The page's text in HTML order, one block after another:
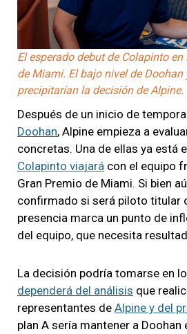
El esperado debut de Colapinto en
de Miami. El bajo nivel de Doohan
precipitarían la decisión de Alpine.
Después de un inicio de
Doohan, Alpine empieza a
concretas. Una de ellas ya está
Colapinto viajará con el equipo
Gran Premio de Miami. Si bien
confirmado si será piloto titular
presencia marca un punto de
del equipo, que necesita
La decisión podría tomarse en
dependerá del análisis que
representantes de Alpine y del
plan A sería mantener a Doohan